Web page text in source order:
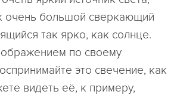
очень большой сверкающий
так ярко, как солнце.
по своему
это свечение, как
видеть её, к примеру,